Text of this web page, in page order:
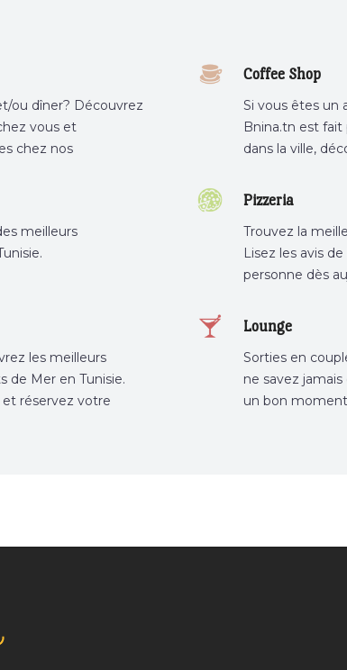
ou dîner? Découvrez
vous et
chez nos
Coffee Shop
Si vous êtes un
Bnina.tn est fait
dans la ville,
meilleurs
Pizzeria
Trouvez la
Lisez les avis
personne dès
les meilleurs
de Mer en Tunisie.
réservez votre
Lounge
Sorties en
ne savez
un bon